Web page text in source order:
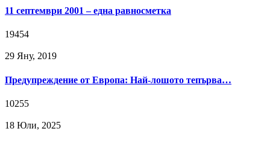
11 септември 2001 – една равносметка
19454
29 Яну, 2019
Предупреждение от Европа: Най-лошото тепърва…
10255
18 Юли, 2025